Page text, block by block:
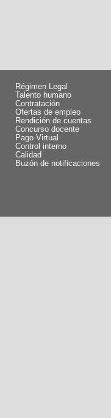
Régimen Legal
Talento humano
Contratación
Ofertas de empleo
Rendición de cuentas
Concurso docente
Pago Virtual
Control interno
Calidad
Buzón de notificaciones